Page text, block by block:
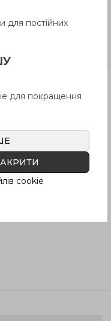
для постійних
для покращення
cookie